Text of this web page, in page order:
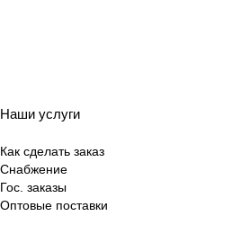
Наши услуги
Как сделать заказ
Снабжение
Гос. заказы
Оптовые поставки